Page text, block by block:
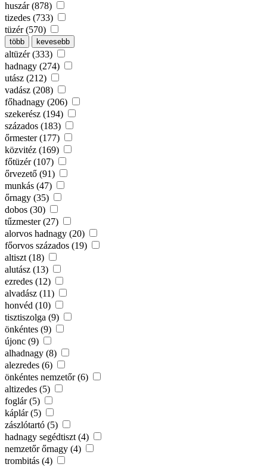
huszár (878)
tizedes (733)
tüzér (570)
több kevesebb
altüzér (333)
hadnagy (274)
utász (212)
vadász (208)
főhadnagy (206)
szekerész (194)
százados (183)
őrmester (177)
közvitéz (169)
főtüzér (107)
őrvezető (91)
munkás (47)
őrnagy (35)
dobos (30)
tűzmester (27)
alorvos hadnagy (20)
főorvos százados (19)
altiszt (18)
alutász (13)
ezredes (12)
alvadász (11)
honvéd (10)
tisztiszolga (9)
önkéntes (9)
újonc (9)
alhadnagy (8)
alezredes (6)
önkéntes nemzetőr (6)
altizedes (5)
foglár (5)
káplár (5)
zászlótartó (5)
hadnagy segédtiszt (4)
nemzetőr őrnagy (4)
trombitás (4)